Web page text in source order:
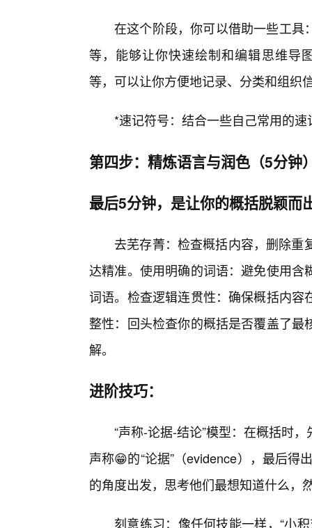
在这个阶段，你可以借助一些工具
等，能够让你快速绘制和编辑思维导
等，可以让你方便地记录、分类和组织
*速记符号：结合一些自己常用的
第四步：精炼语言与润色（5分钟
最后5分钟，是让你的概括脱颖而
去芜存菁：检查概括内容，删除
达精准。使用明确的词语：避免使用
词语。检查逻辑连贯性：确保概括内
整性：回头检查你的概括是否覆盖了
解。
进阶技巧：
“声称-论据-结论”模型：在概括时
声称😁的“论据”（evidence），最后得
的角度出发，思考他们最想知道什么，
刻意练习：像任何技能一样，“小